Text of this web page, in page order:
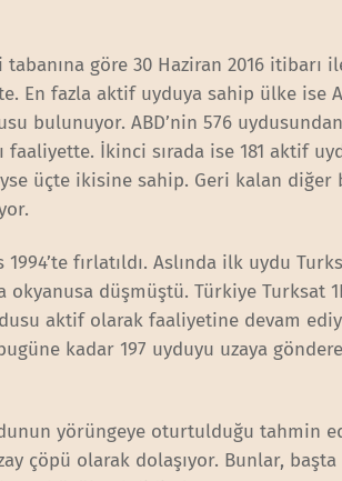
göre 30 Haziran 2016 itibarı
En fazla aktif uyduya sahip ülke ise
bulunuyor. ABD’nin 576 uydusundan
faaliyette. İkinci sırada ise 181 aktif
üçte ikisine sahip. Geri kalan
fırlatıldı. Aslında ilk uydu
okyanusa düşmüştü. Türkiye Turksat
aktif olarak faaliyetine devam
kadar 197 uyduyu uzaya
yörüngeye oturtulduğu tahmin
çöpü olarak dolaşıyor. Bunlar, başta